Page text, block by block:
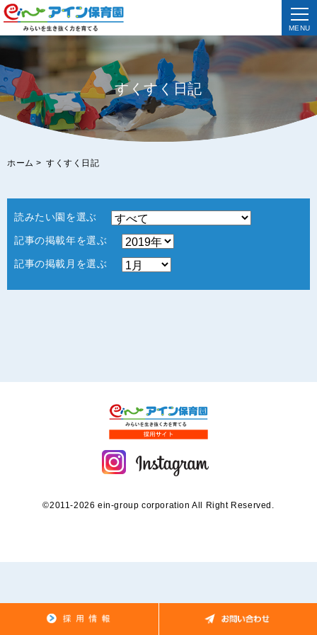
MENU
すくすく日記
ホーム > すくすく日記
読みたい園を選ぶ
記事の掲載年を選ぶ
記事の掲載月を選ぶ
©2011-2026 ein-group corporation All Right Reserved.